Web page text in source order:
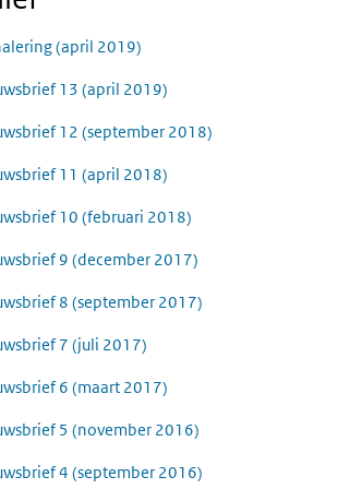
(april 2019)
13 (april 2019)
12 (september 2018)
11 (april 2018)
10 (februari 2018)
9 (december 2017)
8 (september 2017)
7 (juli 2017)
6 (maart 2017)
5 (november 2016)
4 (september 2016)